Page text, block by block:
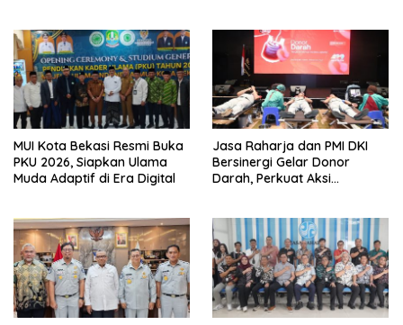
MUI Kota Bekasi Resmi Buka
PKU 2026, Siapkan Ulama
Muda Adaptif di Era Digital
Jasa Raharja dan PMI DKI
Bersinergi Gelar Donor
Darah, Perkuat Aksi